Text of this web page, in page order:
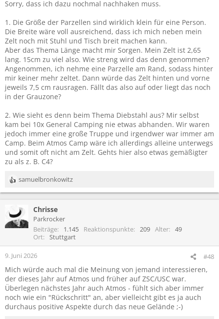
Donnerstag und Freitag kontinuierlich kontrolliert. Wenn man
dagegen mit einem Stuhl oder anderen temporär abgestellten
Gegenständen in den Weg ragt ist dies aber für die Secs in der
Regel kein Thema, man sollte halt nur die Mitcamper, die an einem
vorbei müssen, nicht zu sehr nerven.
Sorry, dass ich dazu nochmal nachhaken muss.
1. Die Größe der Parzellen sind wirklich klein für eine Person.
Die Breite wäre voll ausreichend, dass ich mich neben mein
Zelt noch mit Stuhl und Tisch breit machen kann.
Aber das Thema Länge macht mir Sorgen. Mein Zelt ist 2,65
lang. 15cm zu viel also. Wie streng wird das denn genommen?
Angenommen, ich nehme eine Parzelle am Rand, sodass hinter
mir keiner mehr zeltet. Dann würde das Zelt hinten und vorne
jeweils 7,5 cm rausragen. Fällt das also auf oder liegt das noch
in der Grauzone?
2. Wie sieht es denn beim Thema Diebstahl aus? Mir selbst
kam bei 10x General Camping nie etwas abhanden. Wir waren
jedoch immer eine große Truppe und irgendwer war immer am
Camp. Beim Atmos Camp wäre ich allerdings alleine unterwegs
und somit oft nicht am Zelt. Gehts hier also etwas gemäßigter
zu als z. B. C4?
R
e
t
i
n
:
samuelbronkowitz
Chrisse
Parkrocker
Beiträge
1.145 Reaktionspunkte 209 Alter
49
Ort
Stuttgart
9. Juni 2026 #48
Mich würde auch mal die Meinung von jemand interessieren,
der dieses Jahr auf Atmos und früher auf ZSC/USC war.
Überlegen nächstes Jahr auch Atmos - fühlt sich aber immer
noch wie ein "Rückschritt" an, aber vielleicht gibt es ja auch
durchaus positive Aspekte durch das neue Gelände ;-)